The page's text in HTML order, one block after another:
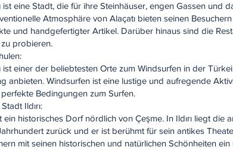
ist eine Stadt, die für ihre Steinhäuser, engen Gassen und
Atmosphäre von Alaçatı bieten seinen
und handgefertigter Artikel. Darüber hinaus sind die
zu probieren.
ist einer der beliebtesten Orte zum Windsurfen in der
anbieten. Windsurfen ist eine lustige und aufregende
Bedingungen zum Surfen.
Ildırı:
ein historisches Dorf nördlich von Çeşme. In Ildırı liegt
zurück und er ist berühmt für sein antikes
mit seinen historischen und natürlichen Schönheiten